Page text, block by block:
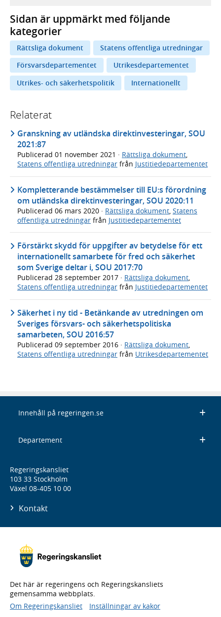
Sidan är uppmärkt med följande
kategorier
Rättsliga dokument
Statens offentliga utredningar
Försvarsdepartementet
Utrikesdepartementet
Utrikes- och säkerhetspolitik
Internationellt
Relaterat
Granskning av utländska direktinvesteringar, SOU
2021:87
Publicerad 01 november 2021 · Rättsliga dokument,
Statens offentliga utredningar från Justitiedepartementet
Kompletterande bestämmelser till EU:s förordning
om utländska direktinvesteringar, SOU 2020:11
Publicerad 06 mars 2020 · Rättsliga dokument, Statens
offentliga utredningar från Justitiedepartementet
Förstärkt skydd för uppgifter av betydelse för ett
internationellt samarbete för fred och säkerhet
som Sverige deltar i, SOU 2017:70
Publicerad 28 september 2017 · Rättsliga dokument,
Statens offentliga utredningar från Justitiedepartementet
Säkerhet i ny tid - Betänkande av utredningen om
Sveriges försvars- och säkerhetspolitiska
samarbeten, SOU 2016:57
Publicerad 09 september 2016 · Rättsliga dokument,
Statens offentliga utredningar från Utrikesdepartementet
Innehåll på regeringen.se
Departement
Regeringskansliet
103 33 Stockholm
Växel 08-405 10 00
Kontakt
Det här är regeringens och Regeringskansliets
gemensamma webbplats.
Om Regeringskansliet
Inställningar av kakor